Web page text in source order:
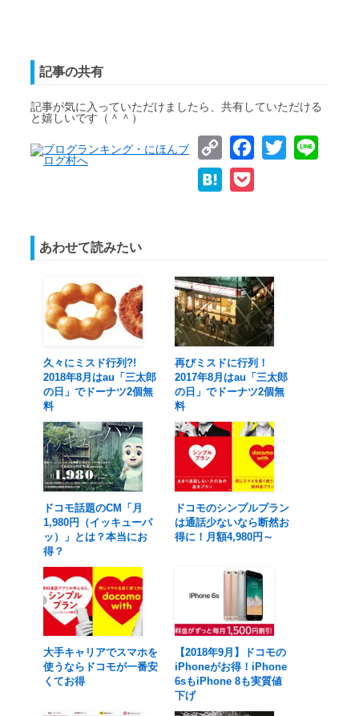
記事の共有
記事が気に入っていただけましたら、共有していただける
と嬉しいです（＾＾）
Copy
Link
Facebook
Twitter
Hatena
あわせて読みたい
久々にミスド行列?!
2018年8月はau「三太郎
の日」でドーナツ2個無
料
再びミスドに行列！
2017年8月はau「三太郎
の日」でドーナツ2個無
料
ドコモ話題のCM「月
1,980円（イッキューパ
ッ）」とは？本当にお
得？
ドコモのシンプルプラン
は通話少ないなら断然お
得に！月額4,980円～
大手キャリアでスマホを
使うならドコモが一番安
くてお得
【2018年9月】ドコモの
iPhoneがお得！iPhone
6sもiPhone 8も実質値
下げ